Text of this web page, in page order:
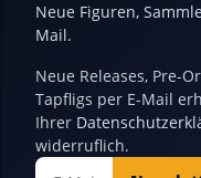
Neue Figuren,
Mail.
Neue Releases, Pre-
Tapfligs per E-Mail
Ihrer
widerruflich.